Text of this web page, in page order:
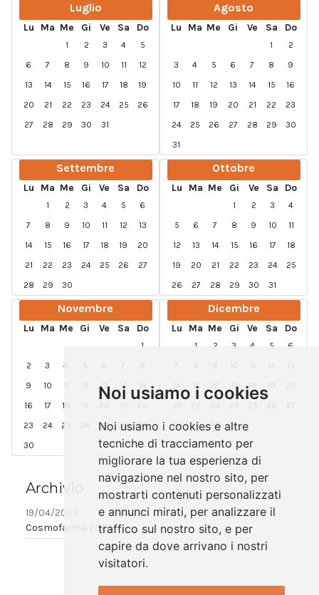
Noi usiamo i cookies
Noi usiamo i cookies e altre
tecniche di tracciamento per
migliorare la tua esperienza di
navigazione nel nostro sito, per
mostrarti contenuti personalizzati
e annunci mirati, per analizzare il
traffico sul nostro sito, e per
capire da dove arrivano i nostri
visitatori.
Luglio
Lu Ma Me Gi Ve Sa Do
1 2 3 4
5
6
7 8 9 10 11
12
13
14 15 16 17 18
19
20
21 22 23 24 25
26
27
28 29 30 31
Agosto
Lu Ma Me Gi Ve Sa Do
1
2
3
4 5 6 7 8
9
10
11 12 13 14 15
16
17
18 19 20 21 22
23
24
25 26 27 28 29
30
31
Settembre
Lu Ma Me Gi Ve Sa Do
1 2 3 4 5
6
7
8 9 10 11 12
13
14
15 16 17 18 19
20
21
22 23 24 25 26
27
28
29 30
Ottobre
Lu Ma Me Gi Ve Sa Do
1 2 3
4
5
6 7 8 9 10
11
12
13 14 15 16 17
18
19
20 21 22 23 24
25
26
27 28 29 30 31
Novembre
Lu Ma Me Gi Ve Sa Do
1
2
3 4
9
10 11 13 14
16
17 18
23
24 25 27 28
29
30
Dicembre
Lu Ma Me Gi Ve Sa Do
1 2 3 4 5
6
15 17 18
28
29 30 31
Archivio
19/04/2024
Cosmofarma 2024